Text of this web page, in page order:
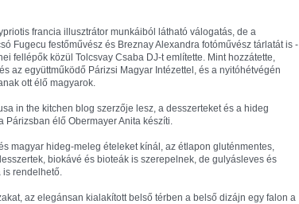
francia illusztrátor munkáiból látható válogatás, de a
Fugecu festőművész és Breznay Alexandra fotóművész tárlatát is -
fellépők közül Tolcsvay Csaba DJ-t említette. Mint hozzátette,
az együttműködő Párizsi Magyar Intézettel, és a nyitóhétvégén
ott élő magyarok.
in the kitchen blog szerzője lesz, a desszerteket és a hideg
Párizsban élő Obermayer Anita készíti.
magyar hideg-meleg ételeket kínál, az étlapon gluténmentes,
biokávé és bioteák is szerepelnek, de gulyásleves és
is rendelhető.
az elegánsan kialakított belső térben a belső dizájn egy falon a